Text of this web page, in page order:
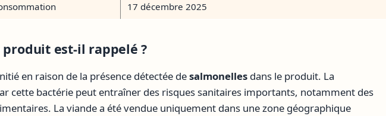
17 décembre 2025
produit est-il rappelé ?
en raison de la présence détectée desalmonelles dans le produit. La
cette bactérie peut entraîner des risques sanitaires importants, notamment des
La viande a été vendue uniquement dans une zone géographique